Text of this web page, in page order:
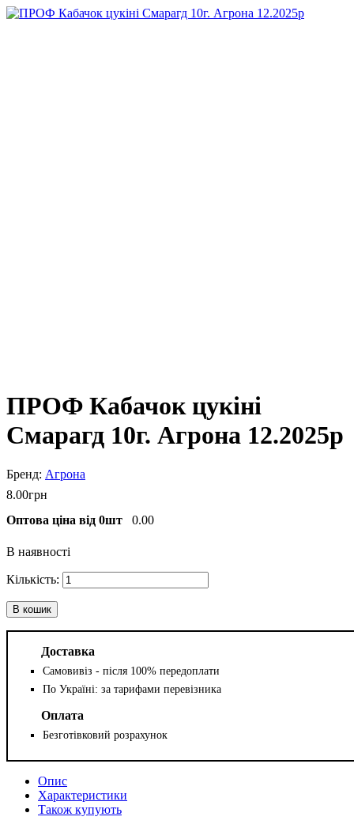
ПРОФ Кабачок цукіні
Смарагд 10г. Агрона 12.2025р
Агрона
8.00грн
Оптова ціна від 0шт
0.00
В наявності
В кошик
Доставка
Самовивіз - після 100% передоплати
По Україні: за тарифами перевізника
Оплата
Безготівковий розрахунок
Опис
Характеристики
Також купують